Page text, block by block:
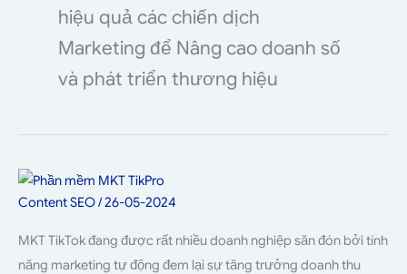
hiệu quả các chiến dịch
Marketing để Nâng cao doanh số
và phát triển thương hiệu
Content SEO/26-05-2024
MKT TikTok đang được rất nhiều doanh nghiệp săn đón bởi tính
năng marketing tự động đem lại sự tăng trưởng doanh thu